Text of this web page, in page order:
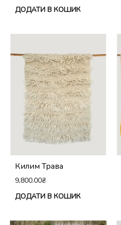
ДОДАТИ В КОШИК
Килим Трава
9,800.00₴
ДОДАТИ В КОШИК